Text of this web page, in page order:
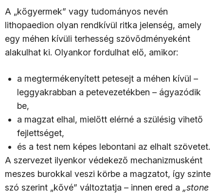
A „kőgyermek” vagy tudományos nevén
lithopaedion olyan rendkívül ritka jelenség, amely
egy méhen kívüli terhesség szövődményeként
alakulhat ki. Olyankor fordulhat elő, amikor:
a megtermékenyített petesejt a méhen kívül –
leggyakrabban a petevezetékben – ágyazódik
be,
a magzat elhal, mielőtt elérné a szülésig vihető
fejlettséget,
és a test nem képes lebontani az elhalt szövetet.
A szervezet ilyenkor védekező mechanizmusként
meszes burokkal veszi körbe a magzatot, így szinte
szó szerint „kővé” változtatja – innen ered a „stone